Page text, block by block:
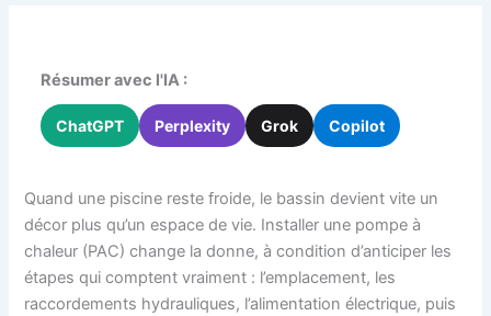
Résumer avec l'IA :
ChatGPT Perplexity Grok Copilot
Quand une piscine reste froide, le bassin devient vite un
décor plus qu’un espace de vie. Installer une pompe à
chaleur (PAC) change la donne, à condition d’anticiper les
étapes qui comptent vraiment : l’emplacement, les
raccordements hydrauliques, l’alimentation électrique, puis